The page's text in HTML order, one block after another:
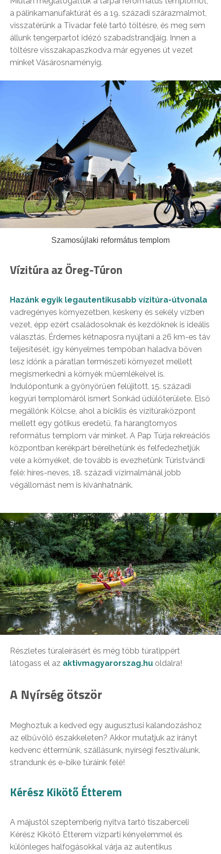
a pálinkamanufaktúrát és a 19. századi szárazmalmot,
visszatérünk a Tivadar felé tartó töltésre, és meg sem
állunk tengerpartot idéző szabadstrandjáig. Innen a
töltésre visszakapaszkodva már egyenes út vezet
minket Vásárosnaményig.
Szamosújlaki református templom
Vízitúra az Öreg-Túron
Hazánk egyik legautentikusabb vízitúra-útvonala
vadregényes környezetben, keskeny és sekély vízben
vezet, épp ezért családosoknak és kezdőknek is ideális
választás. Érdemes kétnaposra nyújtani a 26 km-es táv
teljesítését, így kényelmes tempóban haladva bőven
lesz időnk a páratlan természeti környezet mellett
megismerkedni a környék műemlékeivel is.
Indulópontunk a gyönyörűen felújított, 15. századi
kegyúri templomáról ismert Sonkád üdülőterülete. Első
megállónk Kölcse, ahol a biciklis és vízitúraközpont
mellett egy gótikus eredetű, fa harangtornyos
református templom vár minket. A Pap Túrja rekreációs
központban kerékpárt bérelhetünk és felfedezhetjük
vele a környéket, de tovább is evezhetünk Túristvándi
felé: híres-neves, 18. századi vízimalmánál jobb
végállomást nem is kívánhatnánk.
Részletes túraleírásért és még több túratippért
látogass el az aktivmagyarorszag.hu oldalra!
A Nyírség ötször
Meghoztuk a kedved egy augusztusi kalandozáshoz
az elbűvölő északkeleten? Akkor mutatjuk az irányt
kedvenc éttermünk, szállásunk, nyírségi fesztiválunk,
strandunk és e-bike túráink felé!
Kérész Kikötő Étterem
A májustól szeptemberig nyitva tartó tiszaberceli
Kérész Kikötő Étterem vízparti kényelemmel és
különleges halfogásokkal várja az autentikus